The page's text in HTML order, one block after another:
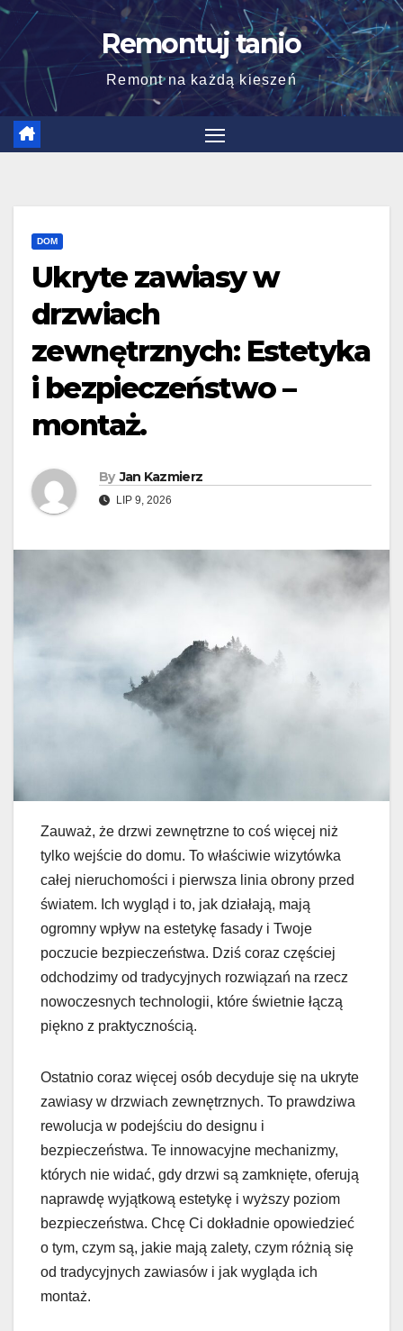
Skip
content
Remontuj tanio
Remont na każdą kieszeń
DOM
Ukryte zawiasy w
drzwiach
zewnętrznych: Estetyka
i bezpieczeństwo –
montaż.
By Jan Kazmierz
LIP 9, 2026
Zauważ, że drzwi zewnętrzne to coś więcej niż
tylko wejście do domu. To właściwie wizytówka
całej nieruchomości i pierwsza linia obrony przed
światem. Ich wygląd i to, jak działają, mają
ogromny wpływ na estetykę fasady i Twoje
poczucie bezpieczeństwa. Dziś coraz częściej
odchodzimy od tradycyjnych rozwiązań na rzecz
nowoczesnych technologii, które świetnie łączą
piękno z praktycznością.
Ostatnio coraz więcej osób decyduje się na ukryte
zawiasy w drzwiach zewnętrznych. To prawdziwa
rewolucja w podejściu do designu i
bezpieczeństwa. Te innowacyjne mechanizmy,
których nie widać, gdy drzwi są zamknięte, oferują
naprawdę wyjątkową estetykę i wyższy poziom
bezpieczeństwa. Chcę Ci dokładnie opowiedzieć
o tym, czym są, jakie mają zalety, czym różnią się
od tradycyjnych zawiasów i jak wygląda ich
montaż.